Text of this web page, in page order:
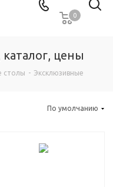
0
цены
столы - Эксклюзивные
По умолчанию